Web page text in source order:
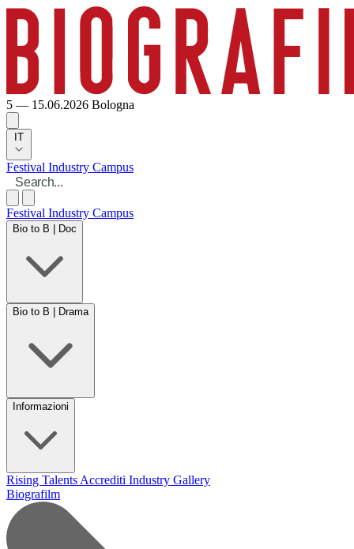
5 — 15.06.2026 Bologna
IT
Festival Industry Campus
Festival Industry Campus
Bio to B | Doc
Bio to B | Drama
Informazioni
Rising Talents Accrediti Industry Gallery
Biografilm